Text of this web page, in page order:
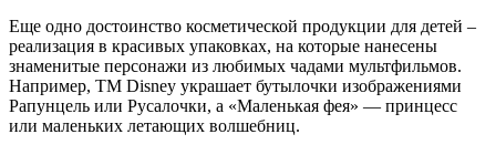
Еще одно достоинство косметической продукции для детей –
реализация в красивых упаковках, на которые нанесены
знаменитые персонажи из любимых чадами мультфильмов.
Например, ТМ Disney украшает бутылочки изображениями
Рапунцель или Русалочки, а «Маленькая фея» — принцесс
или маленьких летающих волшебниц.